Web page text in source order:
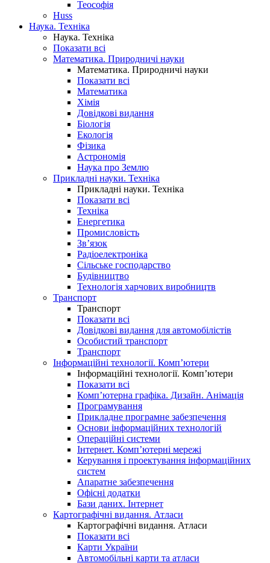
Теософія
Huss
Наука. Техніка
Наука. Техніка
Показати всі
Математика. Природничі науки
Математика. Природничі науки
Показати всі
Математика
Хімія
Довідкові видання
Біологія
Екологія
Фізика
Астрономія
Наука про Землю
Прикладні науки. Техніка
Прикладні науки. Техніка
Показати всі
Техніка
Енергетика
Промисловість
Зв’язок
Радіоелектроніка
Сільське господарство
Будівництво
Технологія харчових виробництв
Транспорт
Транспорт
Показати всі
Довідкові видання для автомобілістів
Особистий транспорт
Транспорт
Інформаційні технології. Комп’ютери
Інформаційні технології. Комп’ютери
Показати всі
Комп’ютерна графіка. Дизайн. Анімація
Програмування
Прикладне програмне забезпечення
Основи інформаційних технологій
Операційні системи
Інтернет. Комп’ютерні мережі
Керування і проектування інформаційних
систем
Апаратне забезпечення
Офісні додатки
Бази даних. Інтернет
Картографічні видання. Атласи
Картографічні видання. Атласи
Показати всі
Карти України
Автомобільні карти та атласи